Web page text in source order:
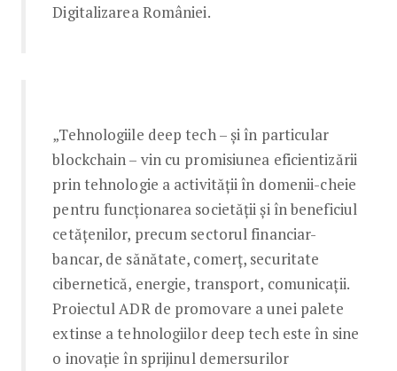
Digitalizarea României.
„Tehnologiile deep tech – şi în particular
blockchain – vin cu promisiunea eficientizării
prin tehnologie a activităţii în domenii-cheie
pentru funcţionarea societăţii şi în beneficiul
cetăţenilor, precum sectorul financiar-
bancar, de sănătate, comerţ, securitate
cibernetică, energie, transport, comunicaţii.
Proiectul ADR de promovare a unei palete
extinse a tehnologiilor deep tech este în sine
o inovaţie în sprijinul demersurilor